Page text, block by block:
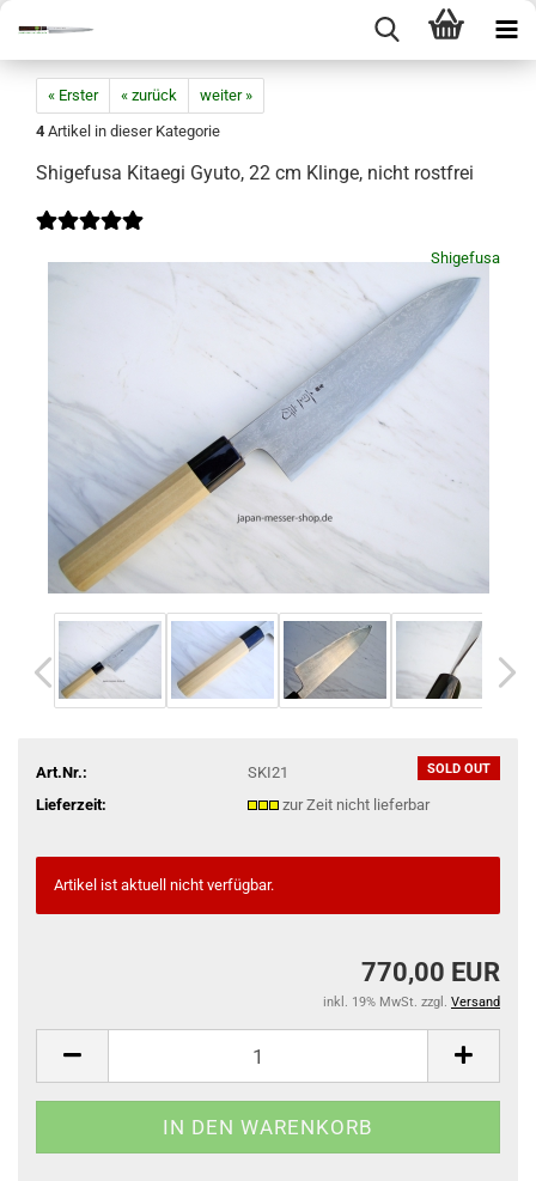
« Erster « zurück
weiter »
4 Artikel in dieser Kategorie
Shigefusa Kitaegi Gyuto, 22 cm Klinge, nicht rostfrei
Shigefusa
SOLD OUT
Art.Nr.:
SKI21
Lieferzeit:
zur Zeit nicht lieferbar
Artikel ist aktuell nicht verfügbar.
770,00 EUR
inkl. 19% MwSt. zzgl. Versand